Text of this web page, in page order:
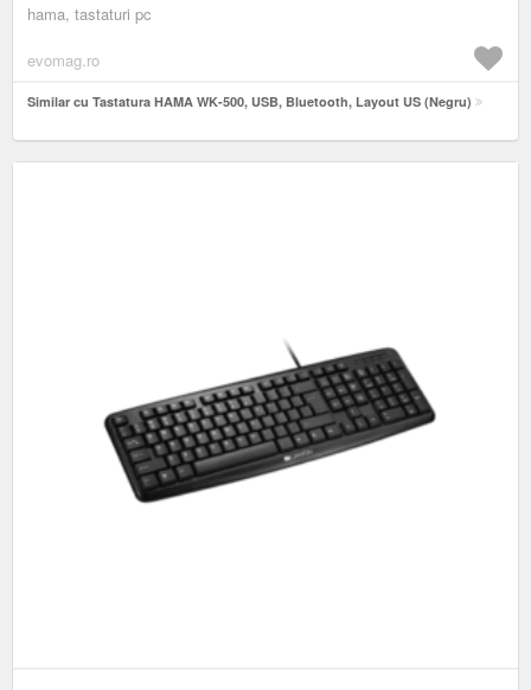
hama, tastaturi pc
evomag.ro
Similar cu Tastatura HAMA WK-500, USB, Bluetooth, Layout US (Negru)